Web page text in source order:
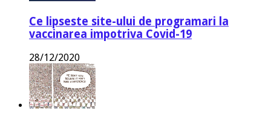
Ce lipseste site-ului de programari la
vaccinarea impotriva Covid-19
28/12/2020